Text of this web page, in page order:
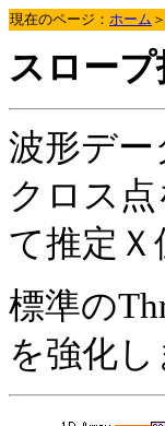
現在のページ： ホーム ＞
スロー
波形デ
クロス
て推定Ｘ
標準の
を強化し